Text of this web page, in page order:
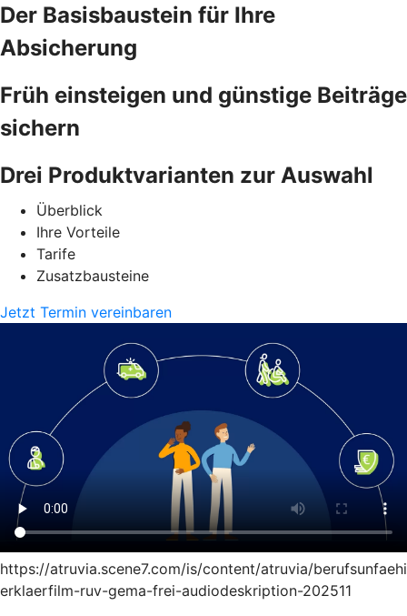
Der Basisbaustein für Ihre
Absicherung
Früh einsteigen und günstige Beiträge
sichern
Drei Produktvarianten zur Auswahl
Überblick
Ihre Vorteile
Tarife
Zusatzbausteine
Jetzt Termin vereinbaren
https://atruvia.scene7.com/is/content/atruvia/
erklaerfilm-ruv-gema-frei-audiodeskription-202511